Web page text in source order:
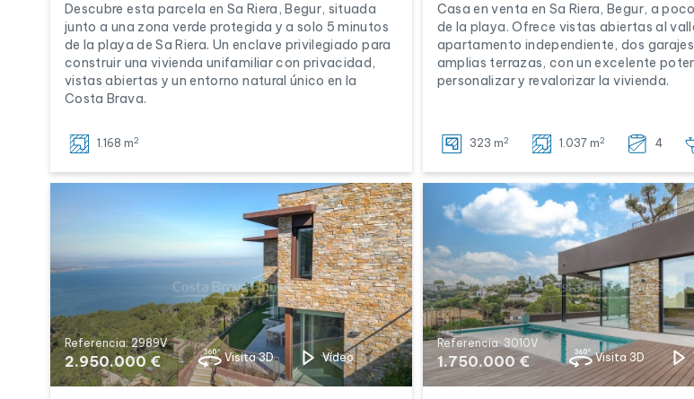
Descubre esta parcela en Sa Riera, Begur, situada
junto a una zona verde protegida y a solo 5 minutos
de la playa de Sa Riera. Un enclave privilegiado para
construir una vivienda unifamiliar con privacidad,
vistas abiertas y un entorno natural único en la
Costa Brava.
1.168 m2
Casa en venta en Sa Riera, Begur, a
de la playa. Ofrece vistas abiertas al
apartamento independiente, dos
amplias terrazas, con un excelente
personalizar y revalorizar la vivienda.
323 m2 1.037 m2 4
Referencia: 2989V
2.950.000 € Visita 3D Vídeo
Referencia: 3010V
1.750.000 € Visita 3D